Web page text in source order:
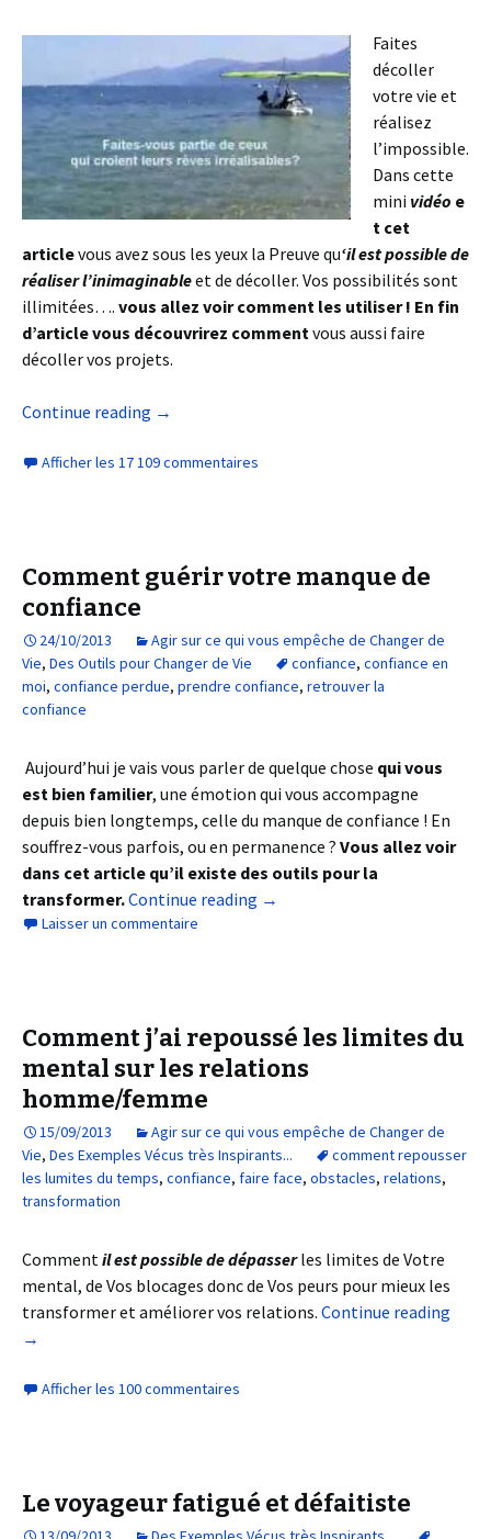
Faites
décoller
votre vie et
réalisez
l’impossible.
Dans cette
mini vidéo e
t cet
articlevous avez sous les yeux la Preuve qu‘il est possible de
réaliser l’inimaginableet de décoller. Vos possibilités sont
illimitées…. vous allez voir comment les utiliser ! En fin
d’article vous découvrirez commentvous aussi faire
décoller vos projets.
Continue reading →
Afficher les 17 109 commentaires
Comment guérir votre manque de
confiance
24/10/2013
Agir sur ce qui vous empêche de Changer de
Vie, Des Outils pour Changer de Vie confiance, confiance en
moi, confiance perdue, prendre confiance, retrouver la
confiance
Aujourd’hui je vais vous parler de quelque chose qui vous
est bien familier, une émotion qui vous accompagne
depuis bien longtemps, celle du manque de confiance ! En
souffrez-vous parfois, ou en permanence ? Vous allez voir
dans cet article qu’il existe des outils pour la
transformer.Continue reading →
Laisser un commentaire
Comment j’ai repoussé les limites du
mental sur les relations
homme/femme
15/09/2013
Agir sur ce qui vous empêche de Changer de
Vie, Des Exemples Vécus très Inspirants...
comment repousser
les lumites du temps, confiance, faire face, obstacles, relations,
transformation
Commentil est possible de dépasser les limites de Votre
mental, de Vos blocages donc de Vos peurs pour mieux les
transformer et améliorer vos relations. Continue reading
→
Afficher les 100 commentaires
Le voyageur fatigué et défaitiste